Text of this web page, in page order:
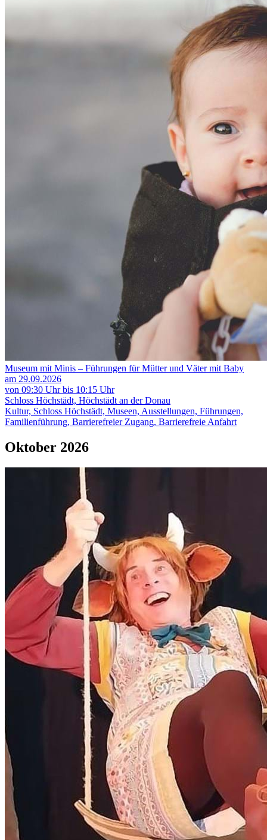
Museum mit Minis – Führungen für Mütter und Väter mit Baby
am 29.09.2026
von 09:30 Uhr bis 10:15 Uhr
Schloss Höchstädt, Höchstädt an der Donau
Kultur, Schloss Höchstädt, Museen, Ausstellungen, Führungen,
Familienführung, Barrierefreier Zugang, Barrierefreie Anfahrt
Oktober 2026